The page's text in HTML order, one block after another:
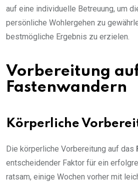
auf eine individuelle Betreuung, um
persönliche Wohlergehen zu
bestmögliche Ergebnis zu erzielen.
Vorbereitung
Fastenwandern
Körperliche
Die körperliche Vorbereitung auf das
entscheidender Faktor für ein
ratsam, einige Wochen vorher mit